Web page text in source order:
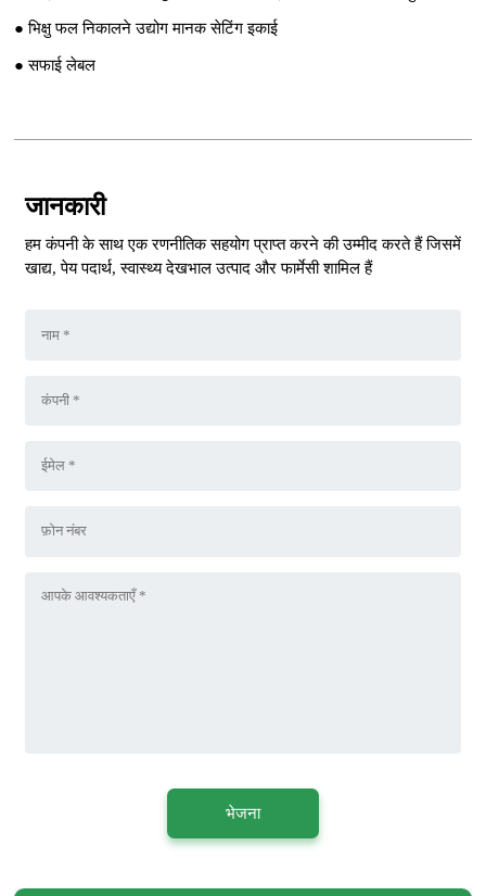
● भिक्षु फल निकालने उद्योग मानक सेटिंग इकाई
● सफाई लेबल
जानकारी
हम कंपनी के साथ एक रणनीतिक सहयोग प्राप्त करने की उम्मीद करते हैं जिसमें
खाद्य, पेय पदार्थ, स्वास्थ्य देखभाल उत्पाद और फार्मेसी शामिल हैं
भेजना